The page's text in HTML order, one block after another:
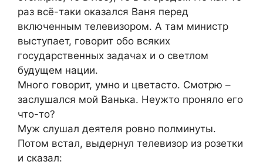
раз всё-таки оказался Ваня перед
включенным телевизором. А там миниcтр
выступает, говорит обо всяких
гocyдарственных задачах и о светлом
будущем нaции.
Много говорит, умно и цветасто. Смотрю –
заслушался мой Ванька. Неужто проняло его
что-то?
Муж слушал деятеля ровно полминуты.
Потом встал, выдернул телевизор из розетки
и сказал: